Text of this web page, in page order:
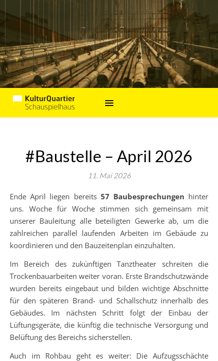
#Baustelle – April 2026
11. Mai 2026
Ende April liegen bereits 57 Baubesprechungen hinter
uns. Woche für Woche stimmen sich gemeinsam mit
unserer Bauleitung alle beteiligten Gewerke ab, um die
zahlreichen parallel laufenden Arbeiten im Gebäude zu
koordinieren und den Bauzeitenplan einzuhalten.
Im Bereich des zukünftigen Tanztheater schreiten die
Trockenbauarbeiten weiter voran. Erste Brandschutzwände
wurden bereits eingebaut und bilden wichtige Abschnitte
für den späteren Brand- und Schallschutz innerhalb des
Gebäudes. Im nächsten Schritt folgt der Einbau der
Lüftungsgeräte, die künftig die technische Versorgung und
Belüftung des Bereichs sicherstellen.
Auch im Rohbau geht es weiter: Die Aufzugsschächte